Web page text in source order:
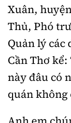
Xuân,
Thủ, Phó
Quản lý các
Cần Thơ
này đâu có
quán không